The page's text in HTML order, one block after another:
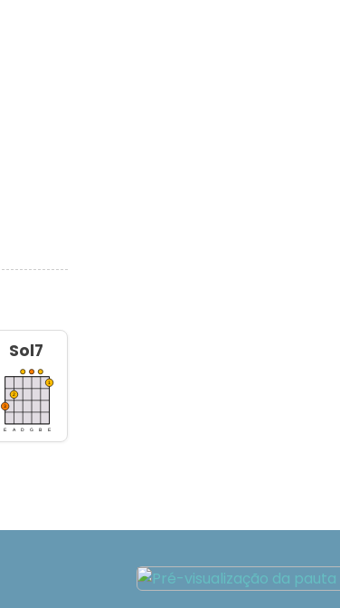
Sol7